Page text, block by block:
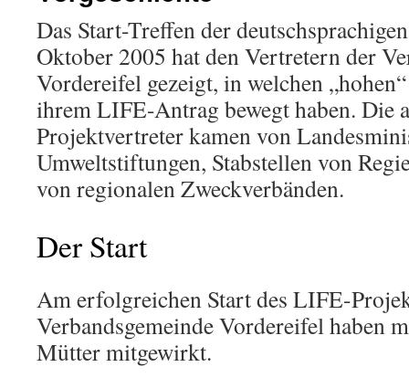
Das Start-Treffen der
Oktober 2005 hat den Vertretern der
Vordereifel gezeigt, in welchen
ihrem LIFE-Antrag bewegt haben. Die
Projektvertreter kamen von
Umweltstiftungen, Stabstellen von
von regionalen Zweckverbänden.
Der Start
Am erfolgreichen Start des LIFE-
Verbandsgemeinde Vordereifel haben
Mütter mitgewirkt.